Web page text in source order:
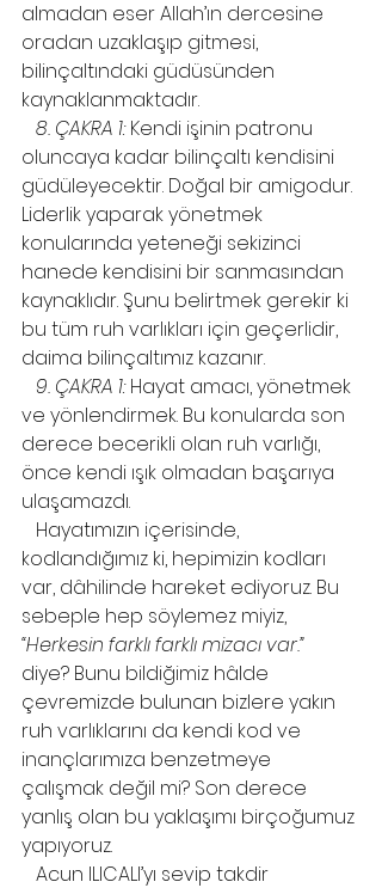
almadan eser Allah’ın dercesine
oradan uzaklaşıp gitmesi,
bilinçaltındaki güdüsünden
kaynaklanmaktadır.
8. ÇAKRA 1: Kendi işinin patronu
oluncaya kadar bilinçaltı kendisini
güdüleyecektir. Doğal bir amigodur.
Liderlik yaparak yönetmek
konularında yeteneği sekizinci
hanede kendisini bir sanmasından
kaynaklıdır. Şunu belirtmek gerekir ki
bu tüm ruh varlıkları için geçerlidir,
daima bilinçaltımız kazanır.
9. ÇAKRA 1: Hayat amacı, yönetmek
ve yönlendirmek. Bu konularda son
derece becerikli olan ruh varlığı,
önce kendi ışık olmadan başarıya
ulaşamazdı.
kodlandığımız ki, hepimizin kodları
var, dâhilinde hareket ediyoruz. Bu
sebeple hep söylemez miyiz,
“Herkesin farklı farklı mizacı var.”
diye? Bunu bildiğimiz hâlde
çevremizde bulunan bizlere yakın
ruh varlıklarını da kendi kod ve
inançlarımıza benzetmeye
çalışmak değil mi? Son derece
yanlış olan bu yaklaşımı birçoğumuz
yapıyoruz.